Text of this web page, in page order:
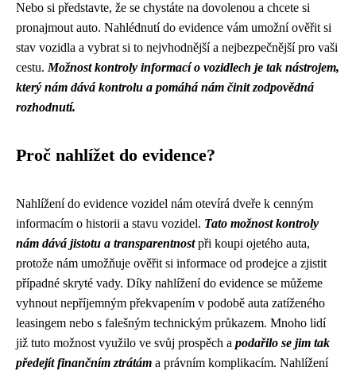
Nebo si představte, že se chystáte na dovolenou a chcete si
pronajmout auto. Nahlédnutí do evidence vám umožní ověřit si
stav vozidla a vybrat si to nejvhodnější a nejbezpečnější pro vaši
cestu. Možnost kontroly informací o vozidlech je tak nástrojem,
který nám dává kontrolu a pomáhá nám činit zodpovědná
rozhodnutí.
Proč nahlížet do evidence?
Nahlížení do evidence vozidel nám otevírá dveře k cenným
informacím o historii a stavu vozidel. Tato možnost kontroly
nám dává jistotu a transparentnostpři koupi ojetého auta,
protože nám umožňuje ověřit si informace od prodejce a zjistit
případné skryté vady. Díky nahlížení do evidence se můžeme
vyhnout nepříjemným překvapením v podobě auta zatíženého
leasingem nebo s falešným technickým průkazem. Mnoho lidí
již tuto možnost využilo ve svůj prospěch a podařilo se jim tak
předejít finančním ztrátám a právním komplikacím. Nahlížení